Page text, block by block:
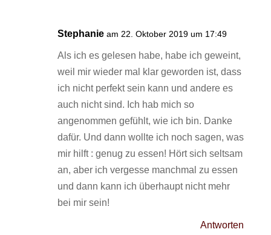
Stephanie am 22. Oktober 2019 um 17:49
Als ich es gelesen habe, habe ich geweint,
weil mir wieder mal klar geworden ist, dass
ich nicht perfekt sein kann und andere es
auch nicht sind. Ich hab mich so
angenommen gefühlt, wie ich bin. Danke
dafür. Und dann wollte ich noch sagen, was
mir hilft : genug zu essen! Hört sich seltsam
an, aber ich vergesse manchmal zu essen
und dann kann ich überhaupt nicht mehr
bei mir sein!
Antworten